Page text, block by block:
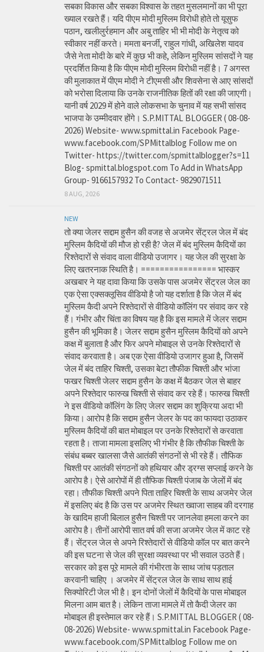
सबका विकास और सबका विश्वास के तहत मुसलमानों का भी पूरा
ख्याल रखते हैं। यदि पीएम मोदी मुस्लिम विरोधी होते तो यूसुफ
पठान, खलीलुर्रहमान और अबु ताहिर भी भी मोदी के नेतृत्व को
स्वीकार नहीं करते। ममता बनर्जी, राहुल गांधी, अखिलेश यादव
जैसे नेता मोदी के बारे में कुछ भी कहे, लेकिन मुस्लिम सांसदों ने यह
प्रदर्शित किया है कि पीएम मोदी मुस्लिम विरोधी नहीं है। 7 अगस्त
की मुलाकात में पीएम मोदी ने टीएमसी और शिवसेना से आए सांसदों
को भरोसा दिलाया कि उनके राजनीतिक हितों की रक्षा की जाएगी।
यानी वर्ष 2029 में होने वाले लोकसभा के चुनाव में यह सभी सांसद
भाजपा के उम्मीदवार होंगे। S.P.MITTAL BLOGGER ( 08-08-
2026) Website- www.spmittal.in Facebook Page-
www.facebook.com/SPMittalblog Follow me on
Twitter- https://twitter.com/spmittalblogger?s=11
Blog- spmittal.blogspot.com To Add in WhatsApp
Group- 9166157932 To Contact- 9829071511
8 AUG, 2026
NEW
तो क्या जेलर सद्दाम हुसैन की वजह से अजमेर सेंट्रल जेल में बंद
मुस्लिम कैदियों की मौज हो रही है? जेल में बंद मुस्लिम कैदियों का
रिश्तेदारों से संवाद वाला वीडियो उजागर। यह जेल की सुरक्षा के
लिए खतरनाक स्थिति है। ================ भास्कर
अखबार ने यह दावा किया कि उसके पास अजमेर सेंट्रल जेल का
एक ऐसा एक्सक्लूसिव वीडियो है जो यह दर्शाता है कि जेल में बंद
मुस्लिम कैदी अपने रिश्तेदारों से वीडियो कॉलिंग पर संवाद कर रहे
हैं। गंभीर और चिंता का विषय यह है कि इस मामले में जेलर सद्दाम
हुसैन की भूमिका है। जेलर सद्दाम हुसैन मुस्लिम कैदियों को अपने
कक्ष में बुलाता है और फिर अपने मोबाइल से उनके रिश्तेदारों से
संवाद करवाता है। अब एक ऐसा वीडियो उजागर हुआ है, जिसमें
जेल में बंद ताहिर चिश्ती, उसका बेटा तौफीक चिश्ती और भांजा
फखर चिश्ती जेलर सद्दाम हुसैन के कक्ष में बैठकर जेल से बाहर
अपने रिश्तेदार फारुख चिश्ती से संवाद कर रहे हैं। फारुख चिश्ती
ने इस वीडियो कॉलिंग के लिए जेलर सद्दाम का शुक्रिया अदा भी
किया। आरोप है कि सद्दाम हुसैन जेलर के पद का फायदा उठाकर
मुस्लिम कैदियों की बात मोबाइल पर उनके रिश्तेदारों से करवाता
रहता है। ताजा मामला इसलिए भी गंभीर है कि तौफीक चिश्ती के
संबंध बब्बर खालसा जैसे आतंकी संगठनों से भी रहे हैं। तौफिक
चिश्ती पर आतंकी संगठनों को हथियार और ड्रग्स सप्लाई करने के
आरोप है। ऐसे आरोपों में ही तौफिक चिश्ती पंजाब के जेलों में बंद
रहा। तौफीक चिश्ती अपने पिता ताहिर चिश्ती के साथ अजमेर जेल
में इसलिए बंद है कि उस पर अजमेर स्थित ख्वाजा साहब की दरगाह
के खादिम हाजी बिलाल हुसैन चिश्ती पर जानलेवा हमला करने का
आरोप है। तीनों आरोपी सात वर्ष की सजा अजमेर जेल में काट रहे
हैं। सेंट्रल जेल से अपने रिश्तेदारों से वीडियो कॉल पर बात करने
की इस घटना से जेल की सुरक्षा व्यवस्था पर भी सवाल उठते हैं।
सरकार को इस पूरे मामले की गंभीरता के साथ जांच पड़ताल
करवानी चाहिए । अजमेर में सेंट्रल जेल के साथ साथ हाई
सिक्योरिटी जेल भी है। इन दोनों जेलों में कैदियों के पास मोबाइल
मिलना आम बात है। लेकिन ताजा मामले में तो कैदी जेलर का
मोबाइल ही इस्तेमाल कर रहे हैं। S.P.MITTAL BLOGGER ( 08-
08-2026) Website- www.spmittal.in Facebook Page-
www.facebook.com/SPMittalblog Follow me on